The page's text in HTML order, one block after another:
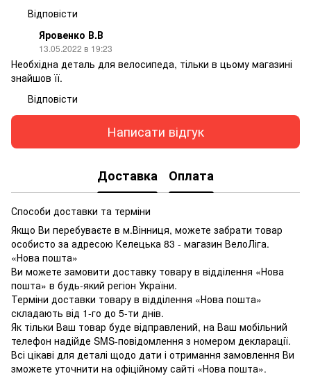
Відповісти
Яровенко В.В
13.05.2022 в 19:23
Необхідна деталь для велосипеда, тільки в цьому магазині
знайшов її.
Відповісти
Написати відгук
Доставка Оплата
Способи доставки та терміни
Якщо Ви перебуваєте в м.Вінниця, можете забрати товар
особисто за адресою Келецька 83 - магазин ВелоЛіга.
«Нова пошта»
Ви можете замовити доставку товару в відділення «Нова
пошта» в будь-який регіон України.
Терміни доставки товару в відділення «Нова пошта»
складають від 1-го до 5-ти днів.
Як тільки Ваш товар буде відправлений, на Ваш мобільний
телефон надійде SMS-повідомлення з номером декларації.
Всі цікаві для деталі щодо дати і отримання замовлення Ви
зможете уточнити на офіційному сайті «Нова пошта».